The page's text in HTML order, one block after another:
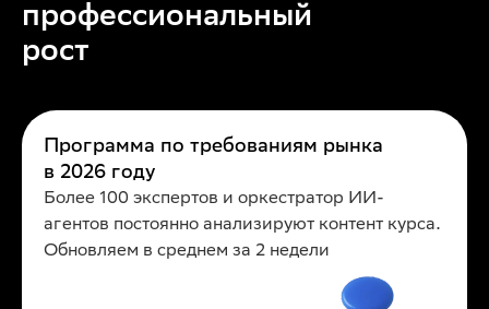
профессиональный
рост
Программа по требованиям рынка
в 2026 году
Более 100 экспертов и оркестратор ИИ-
агентов постоянно анализируют контент курса.
Обновляем в среднем за 2 недели